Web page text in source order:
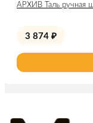
АРХИВ Таль ручная
3 874 ₽